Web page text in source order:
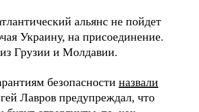
альянс не пойдет
Украину, на присоединение.
Грузии и Молдавии.
безопасности назвали
Лавров предупреждал, что